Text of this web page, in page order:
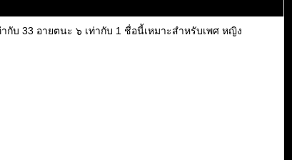
กับ 33 อายตนะ ๖ เท่ากับ 1 ชื่อนี้เหมาะสำหรับเพศ หญิง